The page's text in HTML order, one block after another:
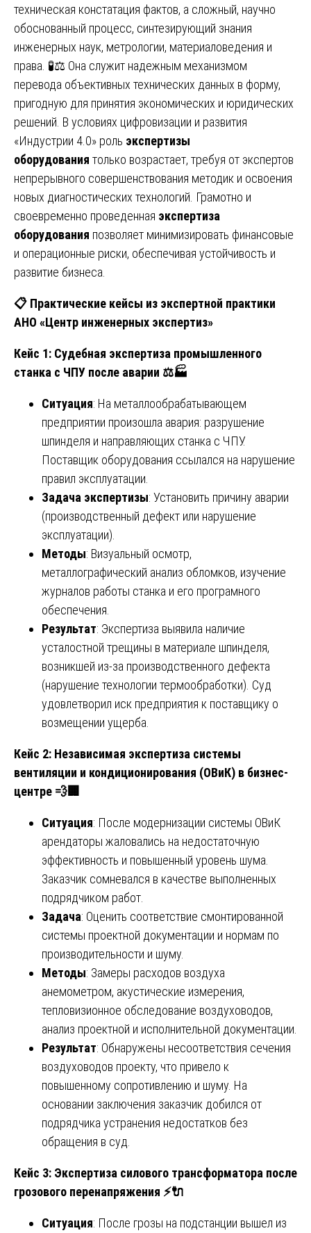
техническая констатация фактов, а сложный, научно
обоснованный процесс, синтезирующий знания
инженерных наук, метрологии, материаловедения и
права. 🧪⚖️ Она служит надежным механизмом
перевода объективных технических данных в форму,
пригодную для принятия экономических и юридических
решений. В условиях цифровизации и развития
«Индустрии 4.0» роль экспертизы
оборудования только возрастает, требуя от экспертов
непрерывного совершенствования методик и освоения
новых диагностических технологий. Грамотно и
своевременно проведенная экспертиза
оборудования позволяет минимизировать финансовые
и операционные риски, обеспечивая устойчивость и
развитие бизнеса.
📋 Практические кейсы из экспертной практики
АНО «Центр инженерных экспертиз»
Кейс 1: Судебная экспертиза промышленного
станка с ЧПУ после аварии ⚖🏭
Ситуация: На металлообрабатывающем
предприятии произошла авария: разрушение
шпинделя и направляющих станка с ЧПУ.
Поставщик оборудования ссылался на нарушение
правил эксплуатации.
Задача экспертизы: Установить причину аварии
(производственный дефект или нарушение
эксплуатации).
Методы: Визуальный осмотр,
металлографический анализ обломков, изучение
журналов работы станка и его програмного
обеспечения.
Результат: Экспертиза выявила наличие
усталостной трещины в материале шпинделя,
возникшей из-за производственного дефекта
(нарушение технологии термообработки). Суд
удовлетворил иск предприятия к поставщику о
возмещении ущерба.
Кейс 2: Независимая экспертиза системы
вентиляции и кондиционирования (ОВиК) в бизнес-
центре 💨🏢
Ситуация: После модернизации системы ОВиК
арендаторы жаловались на недостаточную
эффективность и повышенный уровень шума.
Заказчик сомневался в качестве выполненных
подрядчиком работ.
Задача: Оценить соответствие смонтированной
системы проектной документации и нормам по
производительности и шуму.
Методы: Замеры расходов воздуха
анемометром, акустические измерения,
тепловизионное обследование воздуховодов,
анализ проектной и исполнительной документации.
Результат: Обнаружены несоответствия сечения
воздуховодов проекту, что привело к
повышенному сопротивлению и шуму. На
основании заключения заказчик добился от
подрядчика устранения недостатков без
обращения в суд.
Кейс 3: Экспертиза силового трансформатора после
грозового перенапряжения ⚡🔌
Ситуация: После грозы на подстанции вышел из